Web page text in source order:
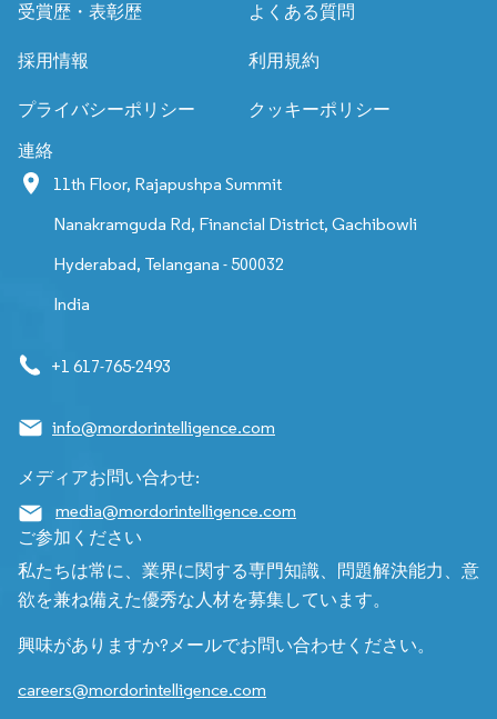
受賞歴・表彰歴 よくある質問
採用情報 利用規約
プライバシーポリシー クッキーポリシー
連絡
11th Floor, Rajapushpa Summit
Nanakramguda Rd, Financial District, Gachibowli
Hyderabad, Telangana - 500032
India
+1 617-765-2493
info@mordorintelligence.com
メディアお問い合わせ:
media@mordorintelligence.com
ご参加ください
私たちは常に、業界に関する専門知識、問題解決能力、意
欲を兼ね備えた優秀な人材を募集しています。
興味がありますか?メールでお問い合わせください。
careers@mordorintelligence.com